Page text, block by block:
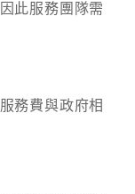
此服務團隊需
務費與政府相